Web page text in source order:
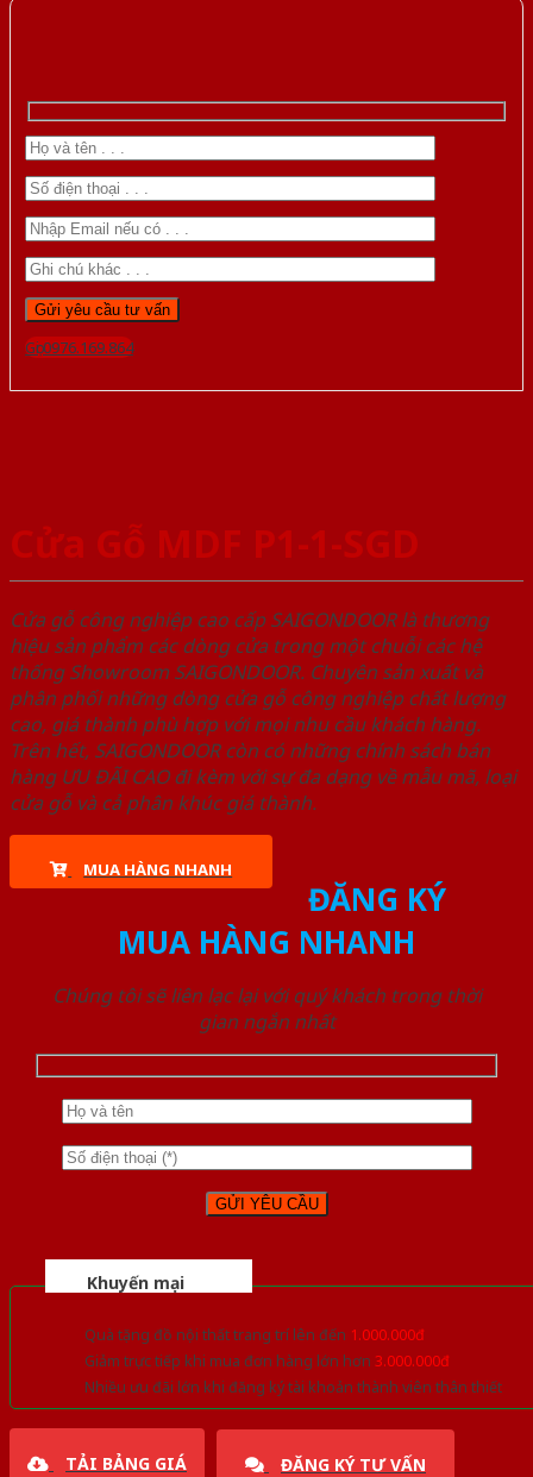
Gọi 0976.169.864
Cửa Gỗ MDF P1-1-SGD
Cửa gỗ công nghiệp cao cấp SAIGONDOOR là thương
hiệu sản phẩm các dòng cửa trong một chuỗi các hệ
thống Showroom SAIGONDOOR. Chuyên sản xuất và
phân phối những dòng cửa gỗ công nghiệp chất lượng
cao, giá thành phù hợp với mọi nhu cầu khách hàng.
Trên hết, SAIGONDOOR còn có những chính sách bán
hàng ƯU ĐÃI CAO đi kèm với sự đa dạng về mẫu mã, loại
cửa gỗ và cả phân khúc giá thành.
MUA HÀNG NHANH
ĐĂNG KÝ
MUA HÀNG NHANH
Chúng tôi sẽ liên lạc lại với quý khách trong thời
gian ngắn nhất
Khuyến mại
Quà tặng đồ nội thất trang trí lên đến 1.000.000đ
Giảm trực tiếp khi mua đơn hàng lớn hơn 3.000.000đ
Nhiều ưu đãi lớn khi đăng ký tài khoản thành viên thân thiết
TẢI BẢNG GIÁ ĐĂNG KÝ TƯ VẤN